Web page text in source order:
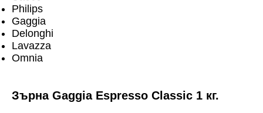
Philips
Gaggia
Delonghi
Lavazza
Omnia
Зърна Gaggia Espresso Classic 1 кг.